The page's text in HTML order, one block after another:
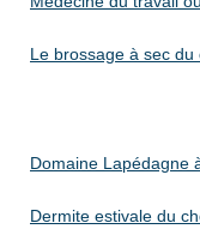
Le brossage à sec du
Domaine Lapédagne
Dermite estivale du